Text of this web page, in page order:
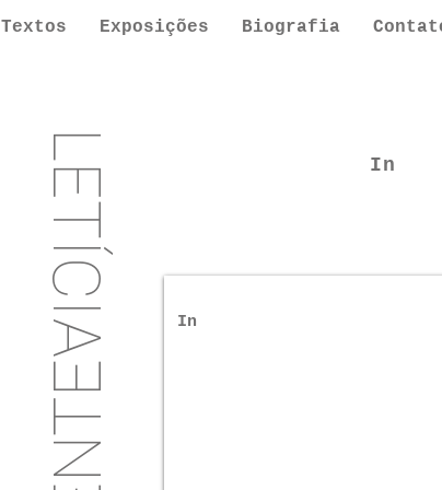
Textos Exposições Biografia
In
In
LETÍCIA